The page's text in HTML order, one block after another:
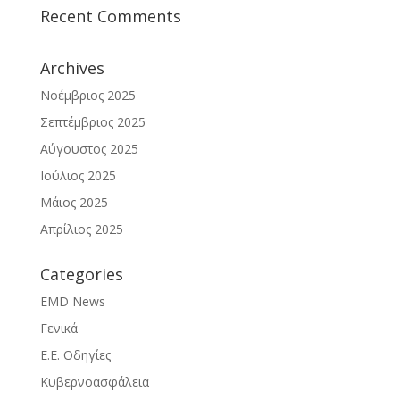
Recent Comments
Archives
Νοέμβριος 2025
Σεπτέμβριος 2025
Αύγουστος 2025
Ιούλιος 2025
Μάιος 2025
Απρίλιος 2025
Categories
EMD News
Γενικά
Ε.Ε. Οδηγίες
Κυβερνοασφάλεια